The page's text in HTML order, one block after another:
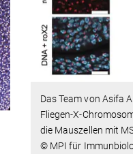
Das Team von Asifa
Fliegen-X-
die Mauszellen mit
© MPI für